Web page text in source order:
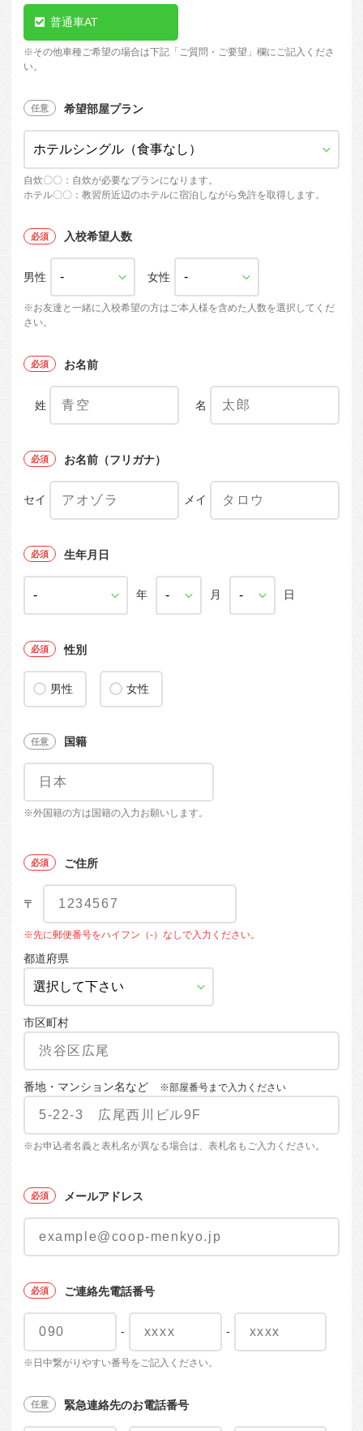
普通車AT
※その他車種ご希望の場合は下記「ご質問・ご要望」欄にご記入くださ
い。
希望部屋プラン
自炊〇〇：自炊が必要なプランになります。
ホテル〇〇：教習所近辺のホテルに宿泊しながら免許を取得します。
入校希望人数
男性 女性
※お友達と一緒に入校希望の方はご本人様を含めた人数を選択してくだ
さい。
お名前
姓 名
お名前（フリガナ）
セイ メイ
生年月日
年 月 日
性別
男性 女性
国籍
※外国籍の方は国籍の入力お願いします。
ご住所
〒
※先に郵便番号をハイフン（-）なしで入力ください。
都道府県
市区町村
番地・マンション名など ※部屋番号まで入力ください
※お申込者名義と表札名が異なる場合は、表札名もご入力ください。
メールアドレス
ご連絡先電話番号
- -
※日中繋がりやすい番号をご記入ください。
緊急連絡先のお電話番号